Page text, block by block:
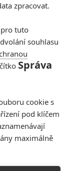
zpracovat.
tuto
souhlasu
Správa
cookie s
pod klíčem
maximálně